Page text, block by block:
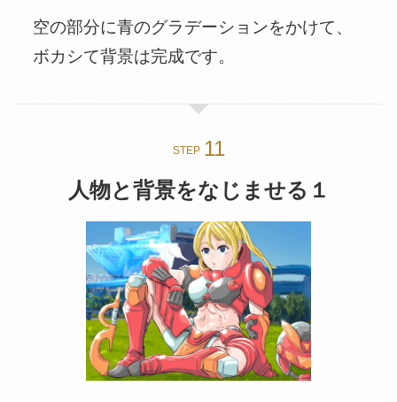
空の部分に青のグラデーションをかけて、
ボカシて背景は完成です。
STEP
人物と背景をなじませる１